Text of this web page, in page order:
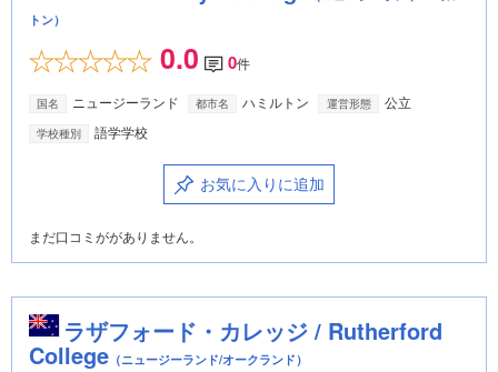
トン）
0.0 0件
国名 ニュージーランド 都市名 ハミルトン 運営形態 公立
学校種別 語学学校
お気に入りに追加
まだ口コミががありません。
ラザフォード・カレッジ / Rutherford
College （ニュージーランド/オークランド）